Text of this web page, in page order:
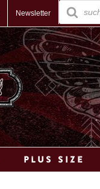
Newsletter
Products
search
Plus Size